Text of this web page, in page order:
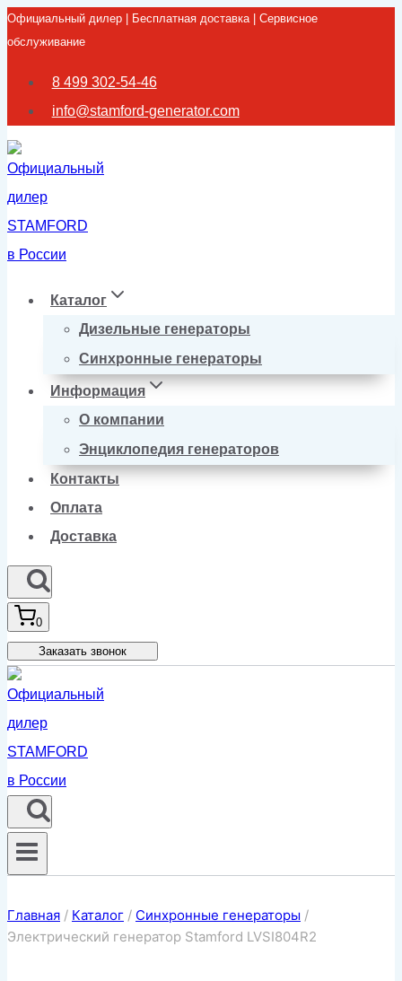
Перейти
к
содержимому
Официальный дилер | Бесплатная доставка | Сервисное
обслуживание
8 499 302-54-46
info@stamford-generator.com
Каталог
Дизельные генераторы
Синхронные генераторы
Информация
О компании
Энциклопедия генераторов
Контакты
Оплата
Доставка
0
Заказать звонок
Главная / Каталог / Синхронные генераторы /
Электрический генератор Stamford LVSI804R2